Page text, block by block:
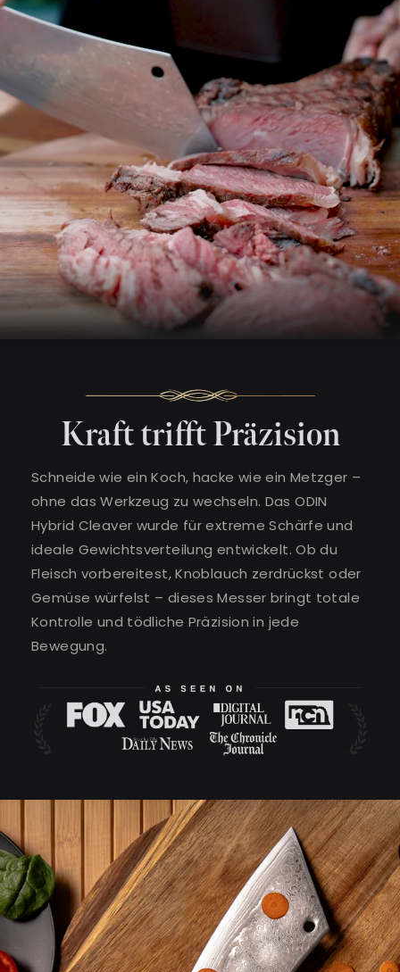
Kraft trifft Präzision
Schneide wie ein Koch, hacke wie ein Metzger –
ohne das Werkzeug zu wechseln. Das ODIN
Hybrid Cleaver wurde für extreme Schärfe und
ideale Gewichtsverteilung entwickelt. Ob du
Fleisch vorbereitest, Knoblauch zerdrückst oder
Gemüse würfelst – dieses Messer bringt totale
Kontrolle und tödliche Präzision in jede
Bewegung.